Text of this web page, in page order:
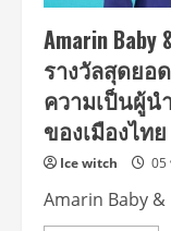
2
Amarin Baby
รางวัลสุดยอ
ความเป็นผู้
ของเมืองไทย
Ice witch 05
Amarin Baby &